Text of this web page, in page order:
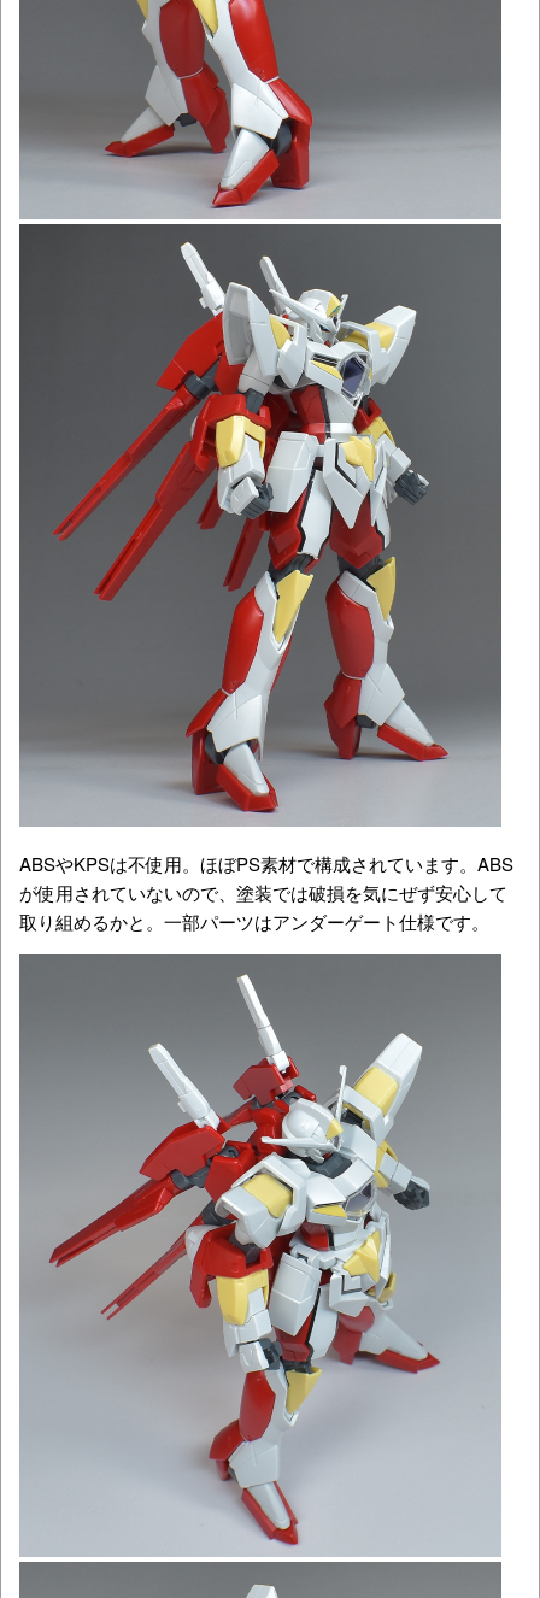
ABSやKPSは不使用。ほぼPS素材で構成されています。ABS
が使用されていないので、塗装では破損を気にぜず安心して
取り組めるかと。一部パーツはアンダーゲート仕様です。